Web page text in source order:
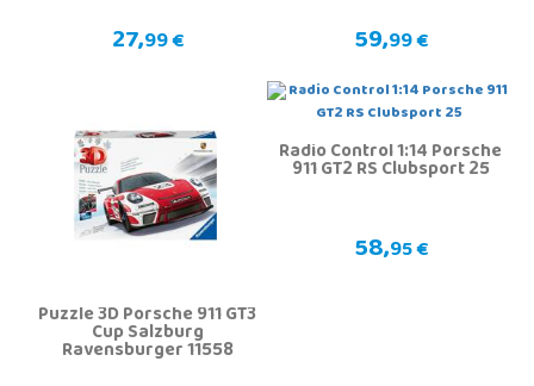
27,99 € 59,99 €
Puzzle 3D Porsche 911 GT3
Cup Salzburg
Ravensburger 11558
Radio Control 1:14 Porsche
911 GT2 RS Clubsport 25
58,95 €